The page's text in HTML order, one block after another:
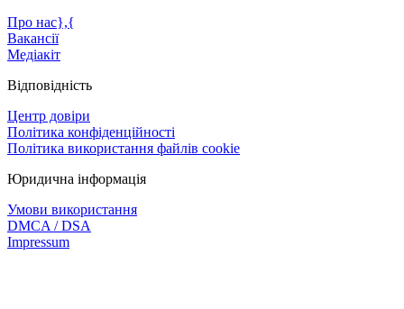
Про нас},{
Вакансії
Медіакіт
Відповідність
Центр довіри
Політика конфіденційності
Політика використання файлів cookie
Юридична інформація
Умови використання
DMCA / DSA
Impressum